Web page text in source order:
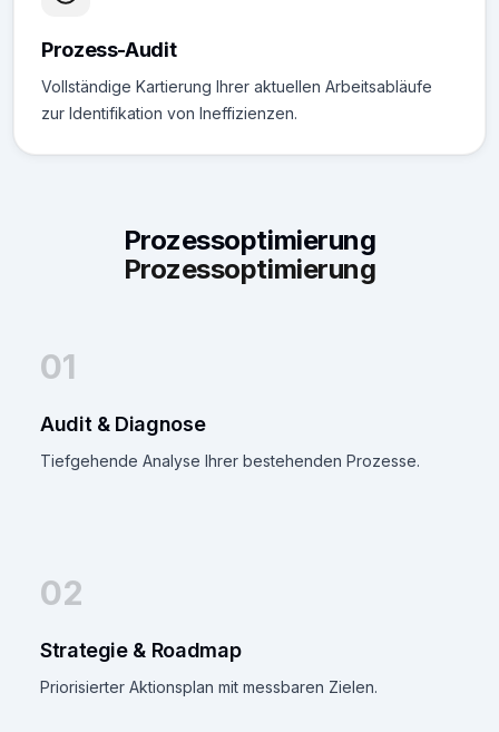
Prozess-Audit
Vollständige Kartierung Ihrer aktuellen Arbeitsabläufe
zur Identifikation von Ineffizienzen.
Prozessoptimierung
Prozessoptimierung
01
Audit & Diagnose
Tiefgehende Analyse Ihrer bestehenden Prozesse.
02
Strategie & Roadmap
Priorisierter Aktionsplan mit messbaren Zielen.